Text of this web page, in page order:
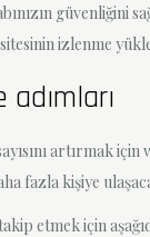
güvenliğini
izlenme
artırmak
fazla kişiye
etmek için